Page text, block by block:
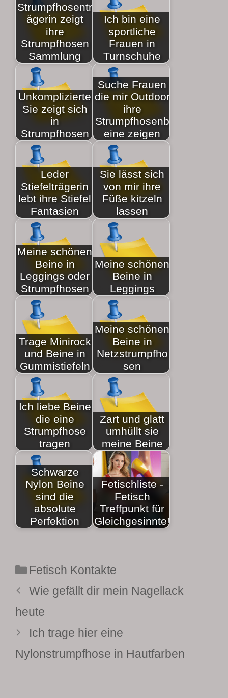
Strumpfhosentr
ägerin zeigt
ihre
Strumpfhosen
Sammlung
Ich bin eine
sportliche
Frauen in
Turnschuhe
Unkomplizierte
Sie zeigt sich
in
Strumpfhosen
Suche Frauen
die mir Outdoor
ihre
Strumpfhosenb
eine zeigen
Leder
Stiefelträgerin
lebt ihre Stiefel
Fantasien
Sie lässt sich
von mir ihre
Füße kitzeln
lassen
Meine schönen
Beine in
Leggings oder
Strumpfhosen
Meine schönen
Beine in
Leggings
Trage Minirock
und Beine in
Gummistiefeln
Meine schönen
Beine in
Netzstrumpfho
sen
Ich liebe Beine
die eine
Strumpfhose
tragen
Zart und glatt
umhüllt sie
meine Beine
Schwarze
Nylon Beine
sind die
absolute
Perfektion
Fetischliste -
Fetisch
Treffpunkt für
Gleichgesinnte!
Kategorien
Fetisch Kontakte
Wie gefällt dir mein Nagellack
heute
Ich trage hier eine
Nylonstrumpfhose in Hautfarben